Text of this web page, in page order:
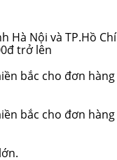
Hà Nội và TP.Hồ Chí
trở lên
bắc cho đơn hàng
bắc cho đơn hàng